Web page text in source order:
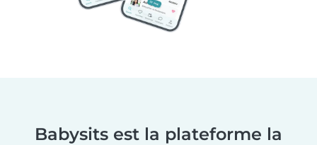
Babysits est la plateforme la